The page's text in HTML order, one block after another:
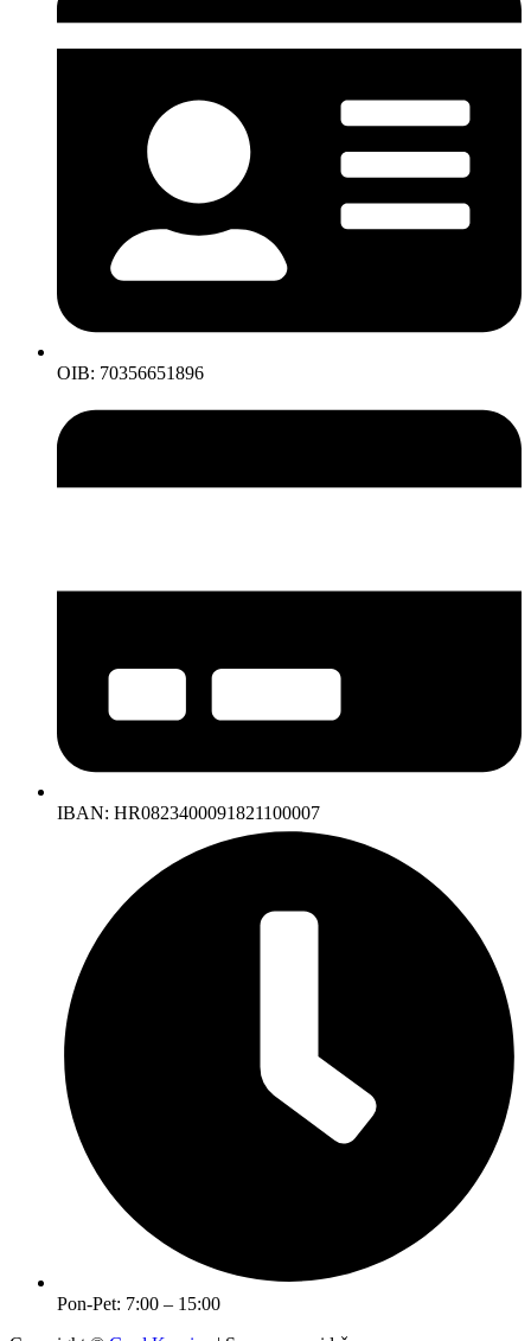
OIB: 70356651896
IBAN: HR0823400091821100007
Pon-Pet: 7:00 – 15:00